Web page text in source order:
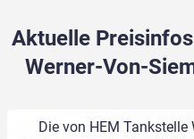
Aktuelle
Werner-Von-
Die von HEM Tankstelle